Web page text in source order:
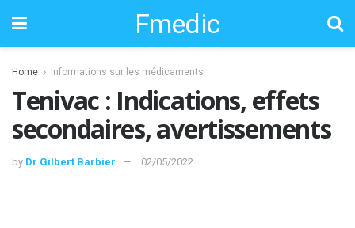
Fmedic
Home Informations sur les médicaments
Tenivac : Indications, effets
secondaires, avertissements
by Dr Gilbert Barbier 02/05/2022